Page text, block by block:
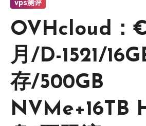
vps测评
OVHcloud：
月/D-1521/
存/500GB
NVMe+16TB